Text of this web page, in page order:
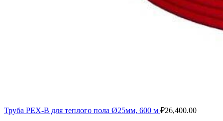
Труба PEX-B для теплого пола Ø25мм, 600 м ₽26,400.00